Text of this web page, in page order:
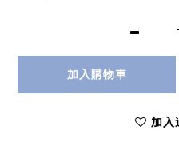
加入購物車
加入